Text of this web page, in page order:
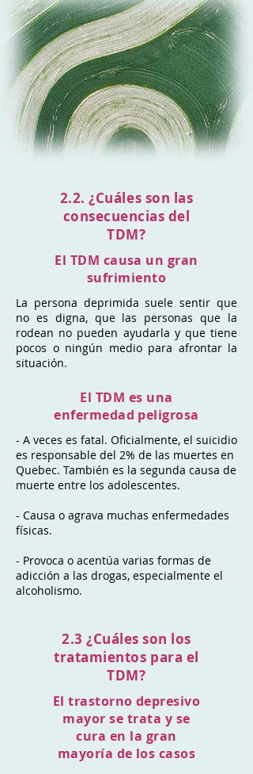
2.2. ¿Cuáles son las
consecuencias del
TDM?
El TDM causa un gran
sufrimiento
La persona deprimida suele sentir que
no es digna, que las personas que la
rodean no pueden ayudarla y que tiene
pocos o ningún medio para afrontar la
situación.
El TDM es una
enfermedad peligrosa
- A veces es fatal. Oficialmente, el suicidio
es responsable del 2% de las muertes en
Quebec. También es la segunda causa de
muerte entre los adolescentes.
- Causa o agrava muchas enfermedades
físicas.
- Provoca o acentúa varias formas de
adicción a las drogas, especialmente el
alcoholismo.
2.3 ¿Cuáles son los
tratamientos para el
TDM?
El trastorno depresivo
mayor se trata y se
cura en la gran
mayoría de los casos